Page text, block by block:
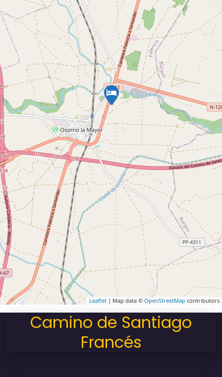
Leaflet | Map data © OpenStreetMap contributors
Camino de Santiago
Francés